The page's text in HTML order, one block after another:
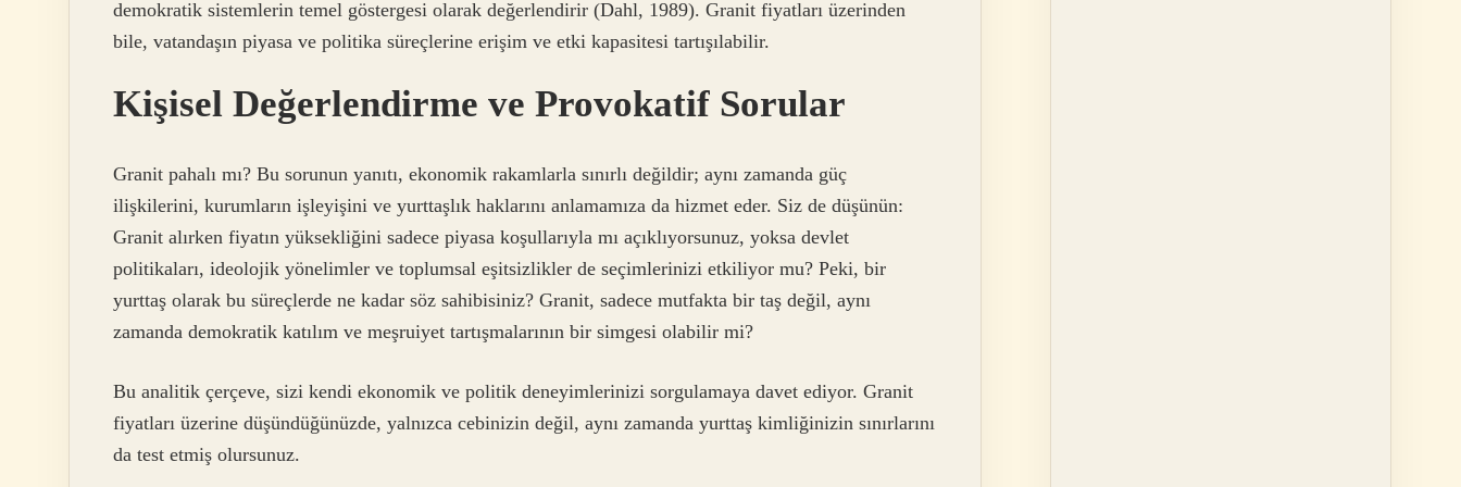
demokratik sistemlerin temel göstergesi olarak değerlendirir (Dahl, 1989). Granit fiyatları üzerinden
bile, vatandaşın piyasa ve politika süreçlerine erişim ve etki kapasitesi tartışılabilir.
Kişisel Değerlendirme ve Provokatif Sorular
Granit pahalı mı? Bu sorunun yanıtı, ekonomik rakamlarla sınırlı değildir; aynı zamanda güç
ilişkilerini, kurumların işleyişini ve yurttaşlık haklarını anlamamıza da hizmet eder. Siz de düşünün:
Granit alırken fiyatın yüksekliğini sadece piyasa koşullarıyla mı açıklıyorsunuz, yoksa devlet
politikaları, ideolojik yönelimler ve toplumsal eşitsizlikler de seçimlerinizi etkiliyor mu? Peki, bir
yurttaş olarak bu süreçlerde ne kadar söz sahibisiniz? Granit, sadece mutfakta bir taş değil, aynı
zamanda demokratik katılım ve meşruiyet tartışmalarının bir simgesi olabilir mi?
Bu analitik çerçeve, sizi kendi ekonomik ve politik deneyimlerinizi sorgulamaya davet ediyor. Granit
fiyatları üzerine düşündüğünüzde, yalnızca cebinizin değil, aynı zamanda yurttaş kimliğinizin sınırlarını
da test etmiş olursunuz.